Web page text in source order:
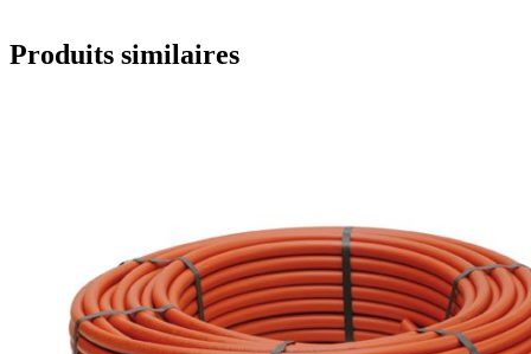
Produits similaires